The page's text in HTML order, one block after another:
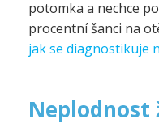
potomka a nechce
procentní šanci na
jak se diagnostikuje
Neplodnost